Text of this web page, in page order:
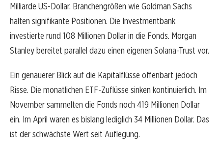
Milliarde US-Dollar. Branchengrößen wie Goldman Sachs
halten signifikante Positionen. Die Investmentbank
investierte rund 108 Millionen Dollar in die Fonds. Morgan
Stanley bereitet parallel dazu einen eigenen Solana-Trust vor.
Ein genauerer Blick auf die Kapitalflüsse offenbart jedoch
Risse. Die monatlichen ETF-Zuflüsse sinken kontinuierlich. Im
November sammelten die Fonds noch 419 Millionen Dollar
ein. Im April waren es bislang lediglich 34 Millionen Dollar. Das
ist der schwächste Wert seit Auflegung.